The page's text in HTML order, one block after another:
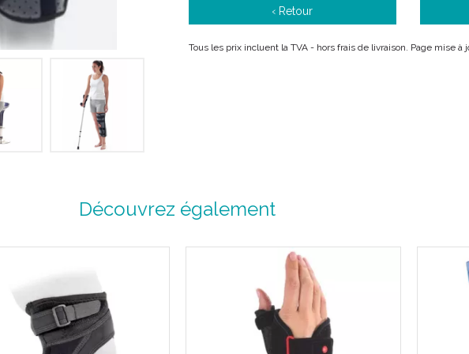
Toutes pathologies exigeant une immobilisation en
extension) du genou : lésions ligamentaires,
Immobilisation d’ urgence ou d’ attente sur
Caractéristiques :
‹ Retour
Tous les prix incluent la TVA - hors frais de livraison. Page mise
Découvrez également